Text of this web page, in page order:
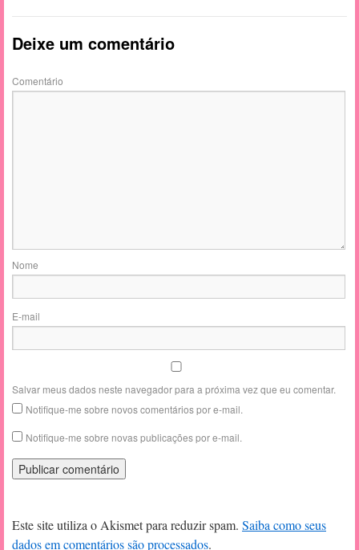
Deixe um comentário
Comentário
Nome
E-mail
Salvar meus dados neste navegador para a próxima vez que eu comentar.
Notifique-me sobre novos comentários por e-mail.
Notifique-me sobre novas publicações por e-mail.
Este site utiliza o Akismet para reduzir spam. Saiba como seus
dados em comentários são processados.